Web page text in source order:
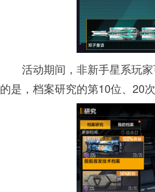
活动期间，非新手星系玩
的是，档案研究的第10位、20